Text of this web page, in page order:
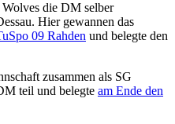
die DM selber
Hier gewannen das
09 Rahden und belegte den
zusammen als SG
teil und belegte am Ende den